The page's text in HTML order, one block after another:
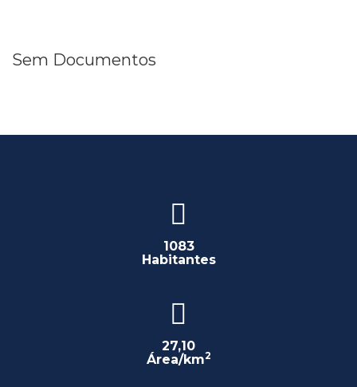
Sem Documentos
1083
Habitantes
27,10
Área/km2